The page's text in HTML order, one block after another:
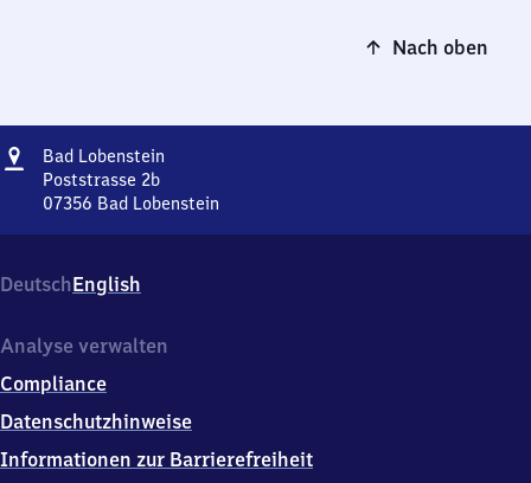
Nach oben
Adresse
Bad Lobenstein
Lobenstein
Poststrasse 2b
07356 Bad Lobenstein
Lobenstein,
Poststrasse
0
3
5
Bad
DeutschEnglish
Analyse verwalten
Compliance
Datenschutzhinweise
Informationen zur Barrierefreiheit